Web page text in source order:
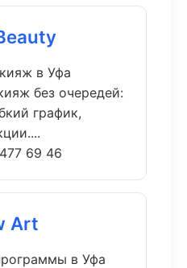
в Уфа
без очередей:
график,
69 46
Art
в Уфа